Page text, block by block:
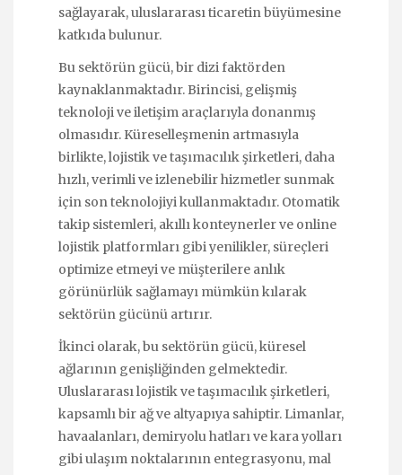
sağlayarak, uluslararası ticaretin büyümesine
katkıda bulunur.
Bu sektörün gücü, bir dizi faktörden
kaynaklanmaktadır. Birincisi, gelişmiş
teknoloji ve iletişim araçlarıyla donanmış
olmasıdır. Küreselleşmenin artmasıyla
birlikte, lojistik ve taşımacılık şirketleri, daha
hızlı, verimli ve izlenebilir hizmetler sunmak
için son teknolojiyi kullanmaktadır. Otomatik
takip sistemleri, akıllı konteynerler ve online
lojistik platformları gibi yenilikler, süreçleri
optimize etmeyi ve müşterilere anlık
görünürlük sağlamayı mümkün kılarak
sektörün gücünü artırır.
İkinci olarak, bu sektörün gücü, küresel
ağlarının genişliğinden gelmektedir.
Uluslararası lojistik ve taşımacılık şirketleri,
kapsamlı bir ağ ve altyapıya sahiptir. Limanlar,
havaalanları, demiryolu hatları ve kara yolları
gibi ulaşım noktalarının entegrasyonu, mal